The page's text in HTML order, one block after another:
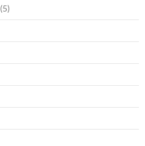
(5)